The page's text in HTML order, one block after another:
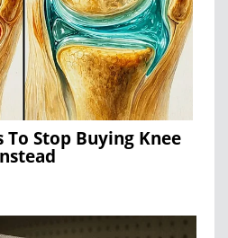
Stop Buying Knee